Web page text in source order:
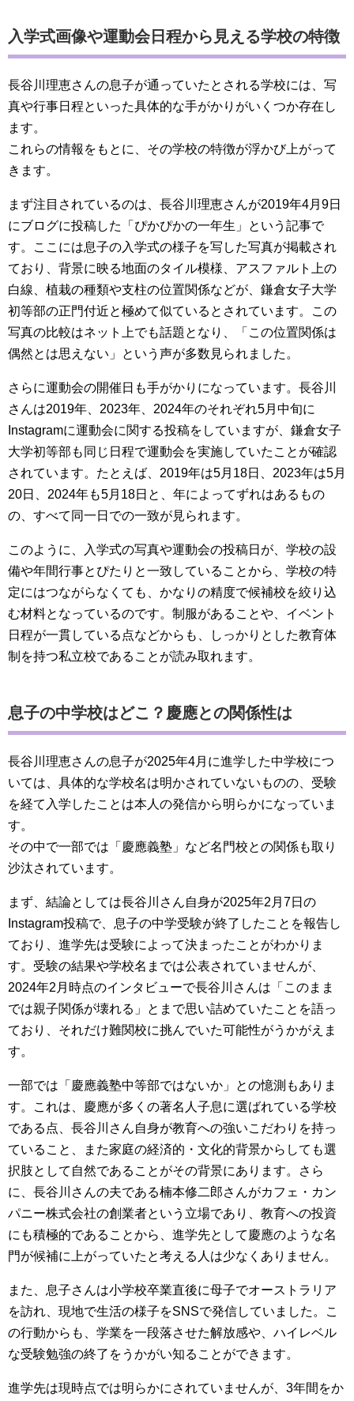
入学式画像や運動会日程から見える学校の特徴
長谷川理恵さんの息子が通っていたとされる学校には、写
真や行事日程といった具体的な手がかりがいくつか存在し
ます。
これらの情報をもとに、その学校の特徴が浮かび上がって
きます。
まず注目されているのは、長谷川理恵さんが2019年4月9日
にブログに投稿した「ぴかぴかの一年生」という記事で
す。ここには息子の入学式の様子を写した写真が掲載され
ており、背景に映る地面のタイル模様、アスファルト上の
白線、植栽の種類や支柱の位置関係などが、鎌倉女子大学
初等部の正門付近と極めて似ているとされています。この
写真の比較はネット上でも話題となり、「この位置関係は
偶然とは思えない」という声が多数見られました。
さらに運動会の開催日も手がかりになっています。長谷川
さんは2019年、2023年、2024年のそれぞれ5月中旬に
Instagramに運動会に関する投稿をしていますが、鎌倉女子
大学初等部も同じ日程で運動会を実施していたことが確認
されています。たとえば、2019年は5月18日、2023年は5月
20日、2024年も5月18日と、年によってずれはあるもの
の、すべて同一日での一致が見られます。
このように、入学式の写真や運動会の投稿日が、学校の設
備や年間行事とぴたりと一致していることから、学校の特
定にはつながらなくても、かなりの精度で候補校を絞り込
む材料となっているのです。制服があることや、イベント
日程が一貫している点などからも、しっかりとした教育体
制を持つ私立校であることが読み取れます。
息子の中学校はどこ？慶應との関係性は
長谷川理恵さんの息子が2025年4月に進学した中学校につ
いては、具体的な学校名は明かされていないものの、受験
を経て入学したことは本人の発信から明らかになっていま
す。
その中で一部では「慶應義塾」など名門校との関係も取り
沙汰されています。
まず、結論としては長谷川さん自身が2025年2月7日の
Instagram投稿で、息子の中学受験が終了したことを報告し
ており、進学先は受験によって決まったことがわかりま
す。受験の結果や学校名までは公表されていませんが、
2024年2月時点のインタビューで長谷川さんは「このまま
では親子関係が壊れる」とまで思い詰めていたことを語っ
ており、それだけ難関校に挑んでいた可能性がうかがえま
す。
一部では「慶應義塾中等部ではないか」との憶測もありま
す。これは、慶應が多くの著名人子息に選ばれている学校
である点、長谷川さん自身が教育への強いこだわりを持っ
ていること、また家庭の経済的・文化的背景からしても選
択肢として自然であることがその背景にあります。さら
に、長谷川さんの夫である楠本修二郎さんがカフェ・カン
パニー株式会社の創業者という立場であり、教育への投資
にも積極的であることから、進学先として慶應のような名
門が候補に上がっていたと考える人は少なくありません。
また、息子さんは小学校卒業直後に母子でオーストラリア
を訪れ、現地で生活の様子をSNSで発信していました。こ
の行動からも、学業を一段落させた解放感や、ハイレベル
な受験勉強の終了をうかがい知ることができます。
進学先は現時点では明らかにされていませんが、3年間をか